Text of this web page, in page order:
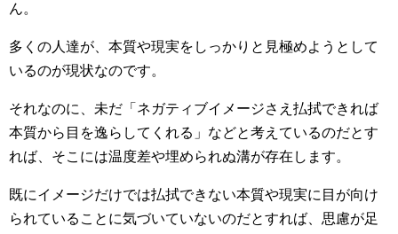
ん。
多くの人達が、本質や現実をしっかりと見極めようとして
いるのが現状なのです。
それなのに、未だ「ネガティブイメージさえ払拭できれば
本質から目を逸らしてくれる」などと考えているのだとす
れば、そこには温度差や埋められぬ溝が存在します。
既にイメージだけでは払拭できない本質や現実に目が向け
られていることに気づいていないのだとすれば、思慮が足